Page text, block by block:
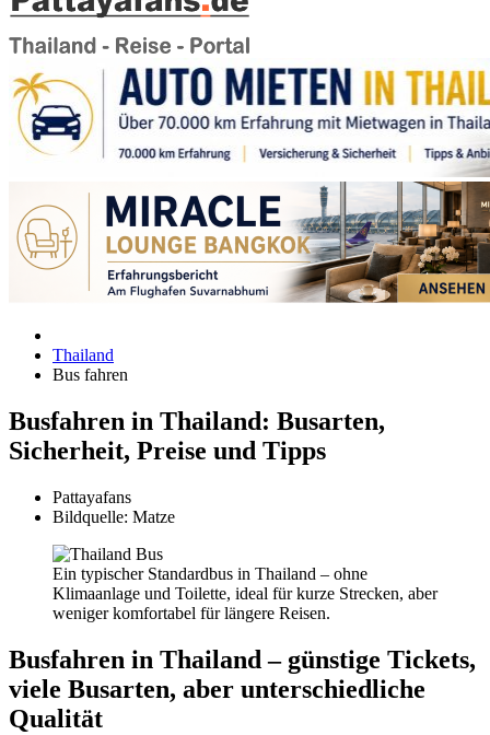
Thailand
Bus fahren
Busfahren in Thailand: Busarten,
Sicherheit, Preise und Tipps
Pattayafans
Bildquelle: Matze
Ein typischer Standardbus in Thailand – ohne
Klimaanlage und Toilette, ideal für kurze Strecken, aber
weniger komfortabel für längere Reisen.
Busfahren in Thailand – günstige Tickets,
viele Busarten, aber unterschiedliche
Qualität